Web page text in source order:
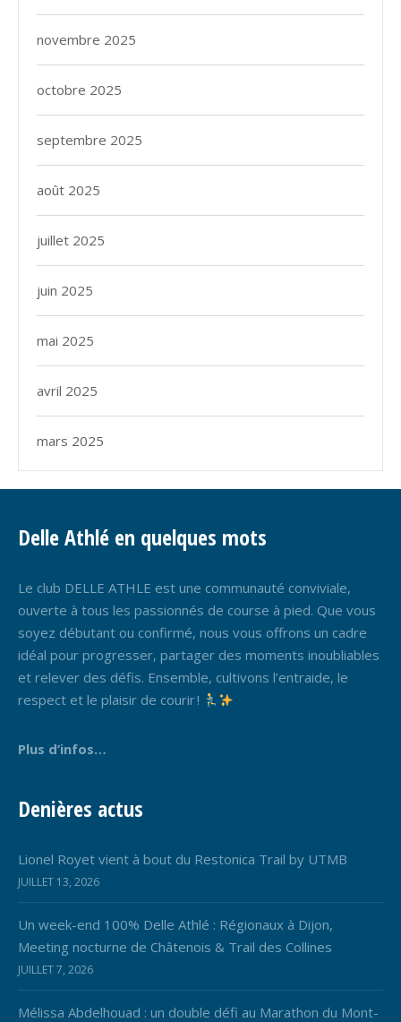
novembre 2025
octobre 2025
septembre 2025
août 2025
juillet 2025
juin 2025
mai 2025
avril 2025
mars 2025
Delle Athlé en quelques mots
Le club DELLE ATHLE est une communauté conviviale,
ouverte à tous les passionnés de course à pied. Que vous
soyez débutant ou confirmé, nous vous offrons un cadre
idéal pour progresser, partager des moments inoubliables
et relever des défis. Ensemble, cultivons l’entraide, le
respect et le plaisir de courir !
Plus d’infos…
Denières actus
Lionel Royet vient à bout du Restonica Trail by UTMB
JUILLET 13, 2026
Un week-end 100% Delle Athlé : Régionaux à Dijon,
Meeting nocturne de Châtenois & Trail des Collines
JUILLET 7, 2026
Mélissa Abdelhouad : un double défi au Marathon du Mont-